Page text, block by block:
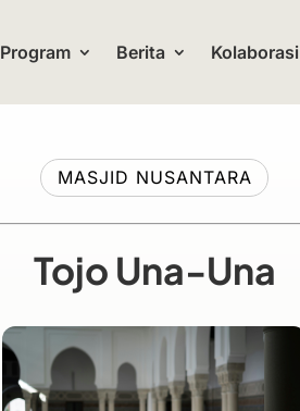
Program Berita Kolaborasi
MASJID NUSANTARA
Tojo Una-Una